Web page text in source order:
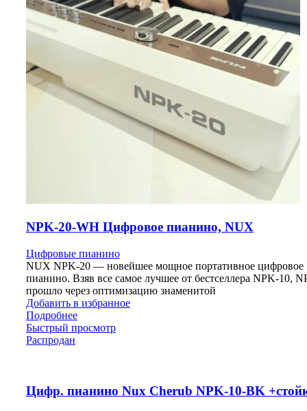
NPK-20-WH Цифровое пианино, NUX
Цифровые пианино
NUX NPK-20 — новейшее мощное портативное цифровое
пианино. Взяв все самое лучшее от бестселлера NPK-10,
прошло через оптимизацию знаменитой
Добавить в избранное
Подробнее
Быстрый просмотр
Распродан
Цифр. пианино Nux Cherub NPK-10-BK